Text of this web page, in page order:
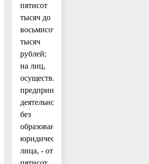
пятисот
тысяч до
восьмисот
тысяч
рублей;
на лиц,
осуществляющих
предпринимательскую
деятельность
без
образования
юридического
лица, - от